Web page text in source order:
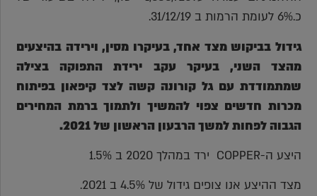
כ.6% לעומת הרמות ב 31/12/19.
גידול בביקוש מצד אחד, בעיקרו מסין, וירידה בהיצעים
מהצד השני, בעיקר עקב ירידת התפוקה בצילה
שמתמודדת עם גל קורונה קשה לצד קיפאון בפיתוח
מכרות חדשים צפוי להמשיך ולתמוך ברמת המחירים
הגבוה לפחות למשך הרבעון הראשון של 2021.
היצע ה-COPPER ירד במהלך 2020 ב 1.5%
מצד ההיצע אנו צופים גידול של 4.5% ב 2021.